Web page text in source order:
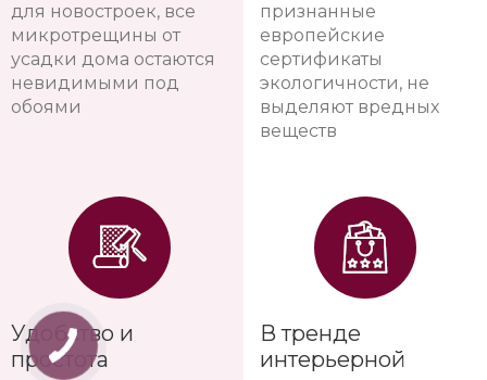
для новостроек, все
микротрещины от
усадки дома остаются
невидимыми под
обоями
Удобство и
простота
признанные
европейские
сертификаты
экологичности, не
выделяют вредных
веществ
В тренде
интерьерной